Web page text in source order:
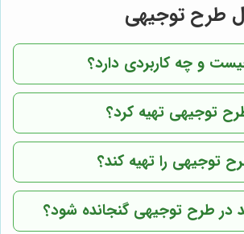
طرح توجیهی
و چه کاربردی دارد؟
توجیهی تهیه کرد؟
توجیهی را تهیه کند؟
در طرح توجیهی گنجانده شود؟